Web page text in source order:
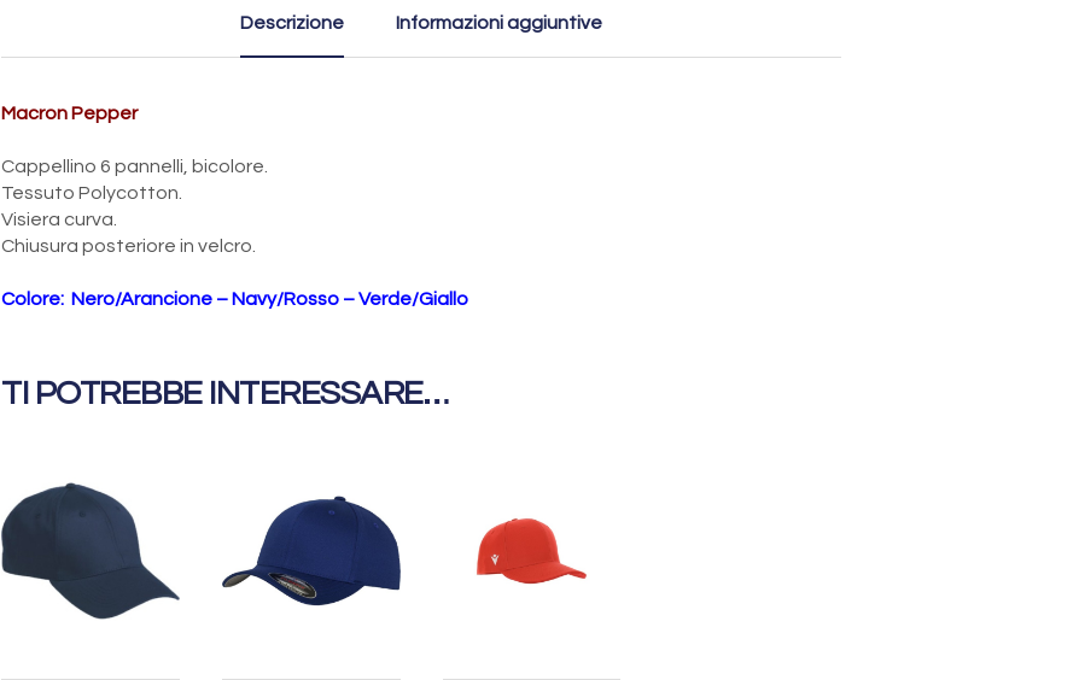
Descrizione Informazioni aggiuntive
Macron Pepper
Cappellino 6 pannelli, bicolore.
Tessuto Polycotton.
Visiera curva.
Chiusura posteriore in velcro.
Colore: Nero/Arancione – Navy/Rosso – Verde/Giallo
TI POTREBBE INTERESSARE…